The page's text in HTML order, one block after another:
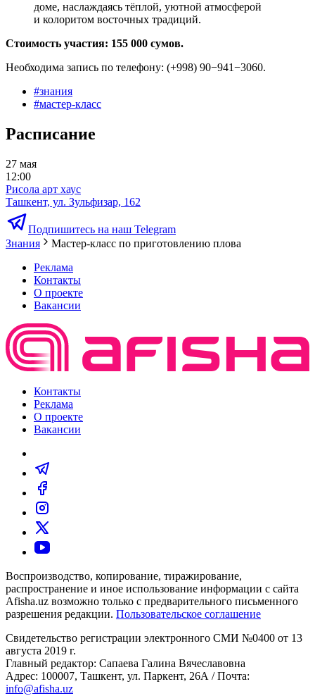
доме, наслаждаясь тёплой, уютной атмосферой
и колоритом восточных традиций.
Стоимость участия: 155 000 сумов.
Необходима запись по телефону: (+998) 90−941−3060.
#знания
#мастер-класс
Расписание
27 мая
12:00
Рисола арт хаус
Ташкент, ул. Зульфизар, 162
Подпишитесь на наш Telegram
Знания
Мастер-класс по приготовлению плова
Реклама
Контакты
О проекте
Вакансии
Контакты
Реклама
О проекте
Вакансии
Воспроизводство, копирование, тиражирование,
распространение и иное использование информации с сайта
Afisha.uz возможно только с предварительного письменного
разрешения редакции. Пользовательское соглашение
Свидетельство регистрации электронного СМИ №0400 от 13
августа 2019 г.
Главный редактор: Сапаева Галина Вячеславовна
Адрес: 100007, Ташкент, ул. Паркент, 26А / Почта:
info@afisha.uz